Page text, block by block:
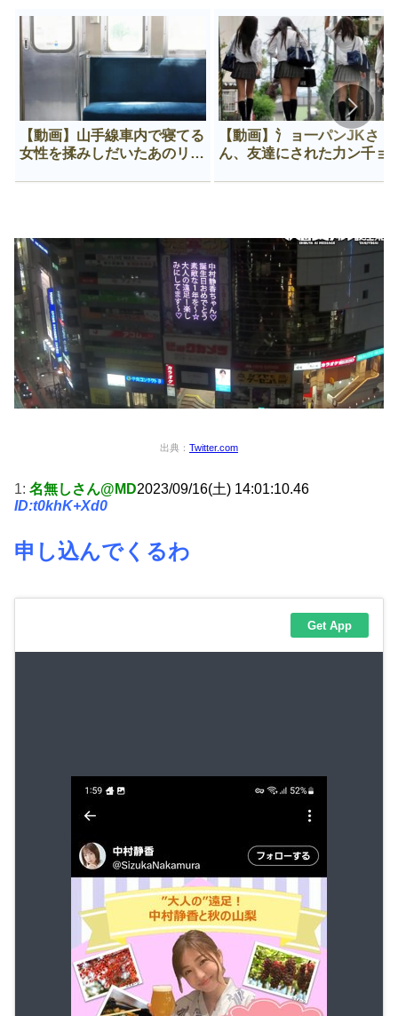
【動画】山手線車内で寝てる
女性を揉みしだいたあのリー
【動画】氵ョ一パンJKさ
ん、友達にされた力ン千ョ
出典： Twitter.com
1: 名無しさん@MD2023/09/16(土) 14:01:10.46
ID:t0khK+Xd0
申し込んでくるわ